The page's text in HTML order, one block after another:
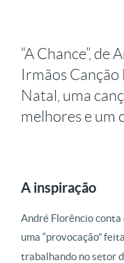
“A Chance”,
Irmãos Canção
Natal, uma
melhores e um
A inspiração
André Florêncio conta
uma “provocação”
trabalhando no setor